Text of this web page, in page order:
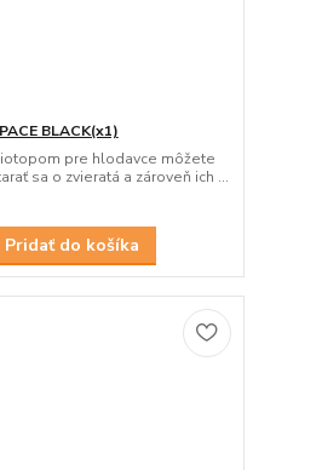
BLACK(x1)
pre hlodavce môžete
sa o zvieratá a zároveň ich ...
Pridať do košíka